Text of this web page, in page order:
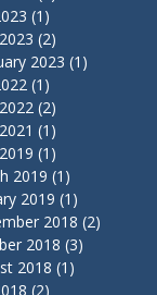
(1)
(2)
2023 (1)
(1)
(2)
(1)
(1)
2019 (1)
2019 (1)
2018 (2)
2018 (3)
2018 (1)
(2)